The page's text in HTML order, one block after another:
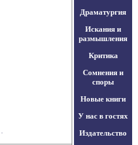
Драматургия
Искания и
размышления
Критика
Сомнения и
споры
Новые книги
У нас в гостях
Издательство